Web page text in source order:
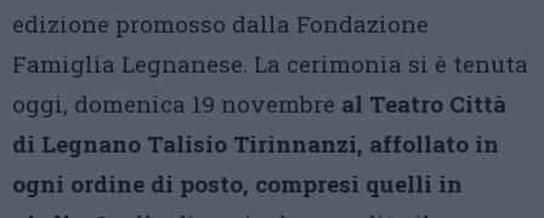
edizione promosso dalla Fondazione
Famiglia Legnanese. La cerimonia si è tenuta
oggi, domenica 19 novembre al Teatro Città
di Legnano Talisio Tirinnanzi, affollato in
ogni ordine di posto, compresi quelli in